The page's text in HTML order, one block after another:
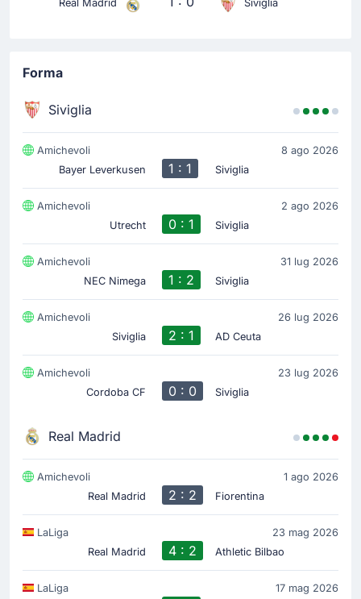
Real Madrid Siviglia
Forma
Siviglia
Amichevoli
8 ago 2026
Bayer Leverkusen
1 : 1 Siviglia
Amichevoli
2 ago 2026
Utrecht
0 : 1 Siviglia
Amichevoli
31 lug 2026
NEC Nimega
1 : 2 Siviglia
Amichevoli
26 lug 2026
Siviglia
2 : 1 AD Ceuta
Amichevoli
23 lug 2026
Cordoba CF
0 : 0 Siviglia
Real Madrid
Amichevoli
1 ago 2026
Real Madrid
2 : 2 Fiorentina
LaLiga
23 mag 2026
Real Madrid
4 : 2 Athletic Bilbao
LaLiga
17 mag 2026